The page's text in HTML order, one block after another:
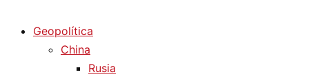
Geopolítica
China
Rusia